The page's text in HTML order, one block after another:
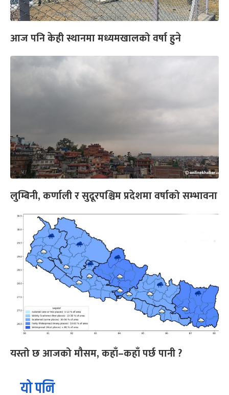
आज पनि केही स्थानमा मध्यमखालको वर्षा हुने
लुम्बिनी, कर्णाली र सुदूरपश्चिम प्रदेशमा वर्षाको सम्भावना
यस्तो छ आजको मौसम, कहाँ–कहाँ पर्छ पानी ?
यो पनि